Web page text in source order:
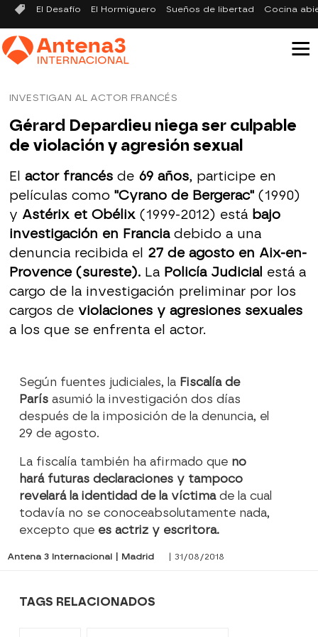
El Desafío El Hormiguero Sueños de libertad Cocina
INVESTIGAN AL ACTOR FRANCÉS
Gérard Depardieu niega ser culpable
de violación y agresión sexual
El actor francés de 69 años, participe en
películas como "Cyrano de Bergerac"(1990)
y Astérix et Obélix(1999-2012) está bajo
investigación en Franciadebido a una
denuncia recibida el 27 de agosto en Aix-en-
Provence (sureste).LaPolicía Judicial está a
cargo de la investigación preliminar por los
cargos de violaciones y agresiones sexuales
a los que se enfrenta el actor.
Según fuentes judiciales, la Fiscalía de
Parísasumió la investigación dos días
después de la imposición de la denuncia, el
29 de agosto.
La fiscalía también ha afirmado que no
hará futuras declaraciones y tampoco
revelará la identidad de la víctimade la cual
todavía no se conoceabsolutamente nada,
excepto que es actriz y escritora.
Antena 3 Internacional | Madrid | 31/08/2018
TAGS RELACIONADOS